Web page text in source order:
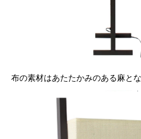
布の素材はあたたかみのある麻と